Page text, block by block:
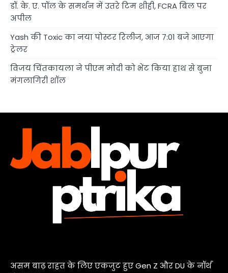
डॉ. के. ए. पॉल के समर्थन में उतरे टिम शीही, FCRA बिल पर
अपील
Yash की Toxic का नया पोस्टर रिलीज, आज 7:01 बजे आएगा
ट्रेलर
विजय चिंतकायला ने पीएम मोदी को भेंट किया हाथ से बुना
मंगलागिरी शॉल
असम बाढ़ राहत के लिए एकजुट हुए Gen Z और DU के नॉर्थ